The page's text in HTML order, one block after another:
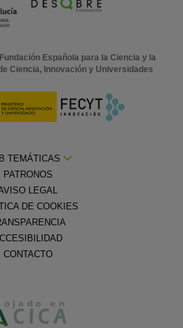
Fundación Española para la Ciencia y la
Ciencia, Innovación y Universidades
TEMÁTICAS
PATRONOS
LEGAL
DE COOKIES
CONTACTO